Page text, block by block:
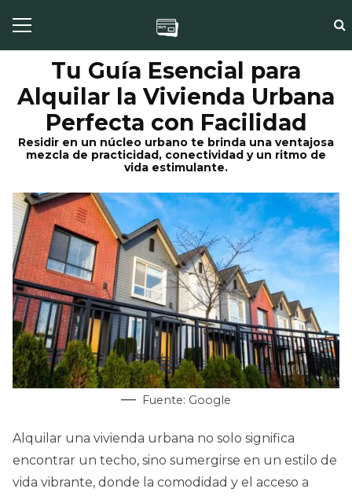
Tu Guía Esencial para
Alquilar la Vivienda Urbana
Perfecta con Facilidad
Residir en un núcleo urbano te brinda una ventajosa
mezcla de practicidad, conectividad y un ritmo de
vida estimulante.
Fuente: Google
Alquilar una vivienda urbana no solo significa
encontrar un techo, sino sumergirse en un estilo de
vida vibrante, donde la comodidad y el acceso a